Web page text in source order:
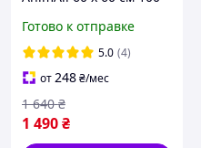
Готово к отправке
5.0 (4)
от248₴/мес
1 490₴
1 640 ₴